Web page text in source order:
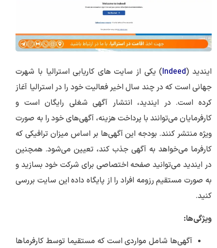
ایندید (Indeed) یکی از سایت های کاریابی استرالیا با شهرت
جهانی است که در چند سال اخیر فعالیت خود را در استرالیا آغاز
کرده است. در ایندید، انتشار آگهی شغلی رایگان است و
کارفرمایان می‌توانند با پرداخت هزینه، آگهی‌های خود را به صورت
ویژه منتشر کنند. بودجه این آگهی‌ها بر اساس میزان ترافیکی که
کارفرما می‌خواهد به آگهی جذب کند، تعیین می‌شود. همچنین
در ایندید می‌توانید صفحه اختصاصی برای شرکت خود بسازید و
به صورت مستقیم رزومه‌ افراد را از پایگاه داده این سایت بررسی
کنید.
ویژگی‌ها:
آگهی‌ها شامل مواردی است که مستقیما توسط کارفرماها